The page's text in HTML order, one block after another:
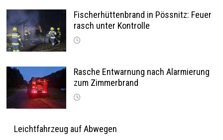
Fischerhüttenbrand in Pössnitz: Feuer
rasch unter Kontrolle
Rasche Entwarnung nach Alarmierung
zum Zimmerbrand
Leichtfahrzeug auf Abwegen